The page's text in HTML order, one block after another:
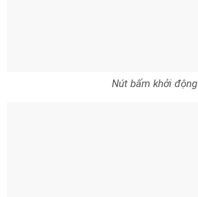
Nút bấm khởi động